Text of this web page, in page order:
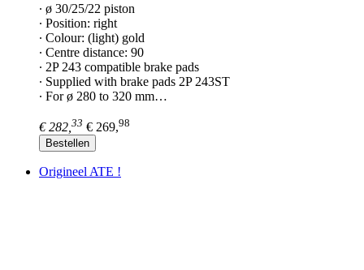
∙ ø 30/25/22 piston
∙ Position: right
∙ Colour: (light) gold
∙ Centre distance: 90
∙ 2P 243 compatible brake pads
∙ Supplied with brake pads 2P 243ST
∙ For ø 280 to 320 mm…
€ 282, 33 € 269,98
Bestellen
Origineel ATE !